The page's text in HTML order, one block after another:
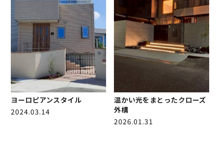
ヨーロピアンスタイル
2024.03.14
温かい光をまとったクローズ
外構
2026.01.31